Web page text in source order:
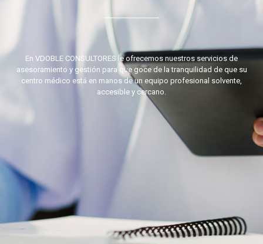
En VDOBLE CONSULTORES le ofrecemos nuestros servicios de
asesoramiento y gestión para que goce de la tranquilidad de que su
centro médico está en manos de un equipo profesional solvente,
accesible y cercano.